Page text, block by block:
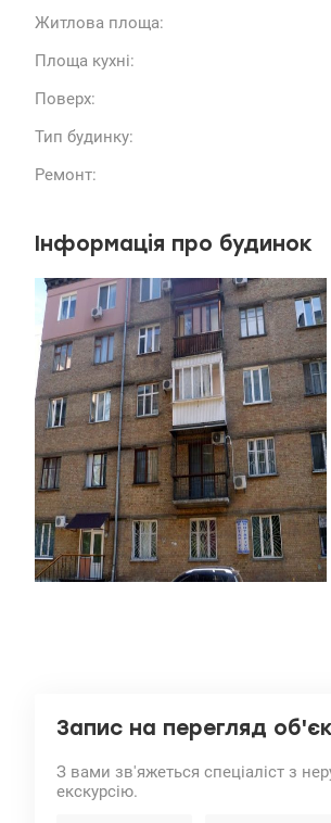
Житлова площа:
Площа кухні:
Поверх:
Тип будинку:
Ремонт:
Інформація про будинок
Запис на перегляд
З вами зв'яжеться спеціаліст з
екскурсію.